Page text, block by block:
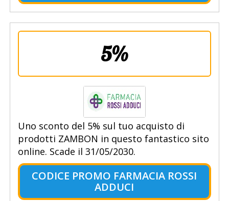
5%
Uno sconto del 5% sul tuo acquisto di
prodotti ZAMBON in questo fantastico sito
online. Scade il 31/05/2030.
CODICE PROMO FARMACIA ROSSI
ADDUCI